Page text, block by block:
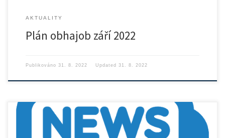
AKTUALITY
Plán obhajob září 2022
Publikováno 31. 8. 2022 Updated 31. 8. 2022